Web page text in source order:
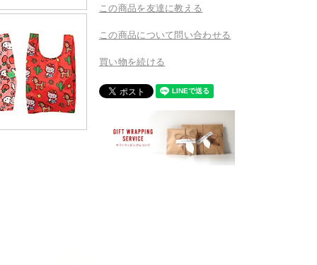
この商品を友達に教える
この商品について問い合わせる
買い物を続ける